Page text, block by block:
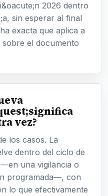
2026 dentro
sin esperar al final
exacta que aplica a
el documento
vez?
los casos. La
dentro del ciclo de
una vigilancia o
programada—, con
lo que efectivamente